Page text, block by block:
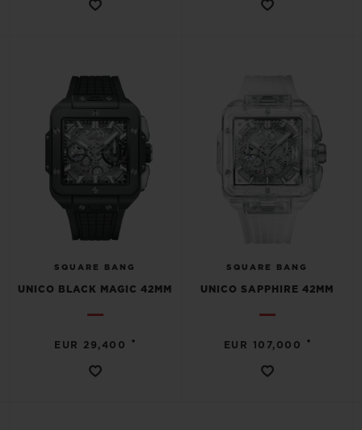
SQUARE BANG
UNICO BLACK MAGIC 42MM
EUR 29,400 •
SQUARE BANG
UNICO SAPPHIRE 42MM
EUR 107,000 •